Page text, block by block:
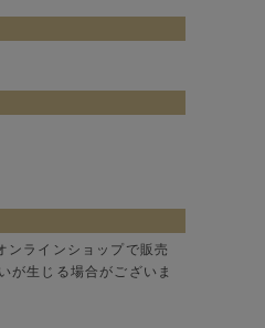
ラインショップで販売
が生じる場合がございま